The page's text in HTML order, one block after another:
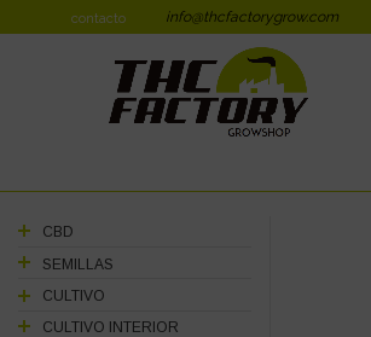
contacto info@thcfactorygrow.com
CBD
SEMILLAS
CULTIVO
CULTIVO INTERIOR